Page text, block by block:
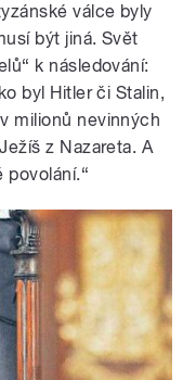
válce byly
být jiná. Svět
k následování:
byl Hitler či Stalin,
milionů nevinných
z Nazareta. A
povolání.“